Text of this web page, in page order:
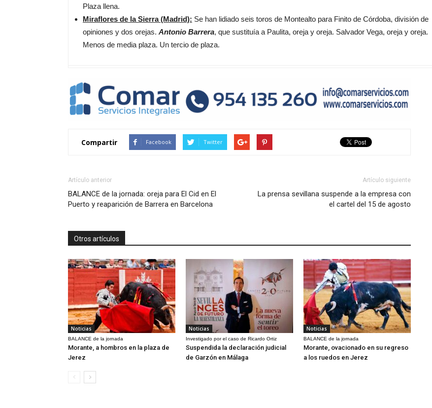
Plaza llena.
Miraflores de la Sierra (Madrid): Se han lidiado seis toros de Montealto para Finito de Córdoba, división de
opiniones y dos orejas. Antonio Barrera, que sustituía a Paulita, oreja y oreja. Salvador Vega, oreja y oreja.
Menos de media plaza. Un tercio de plaza.
Compartir Facebook Twitter
Artículo anterior
BALANCE de la jornada: oreja para El Cid en El
Puerto y reaparición de Barrera en Barcelona
Artículo siguiente
La prensa sevillana suspende a la empresa con
el cartel del 15 de agosto
Otros artículos
Noticias
BALANCE de la jornada
Morante, a hombros en la plaza de
Jerez
Noticias
Investigado por el caso de Ricardo Ortiz
Suspendida la declaración judicial
de Garzón en Málaga
Noticias
BALANCE de la jornada
Morante, ovacionado en su regreso
a los ruedos en Jerez